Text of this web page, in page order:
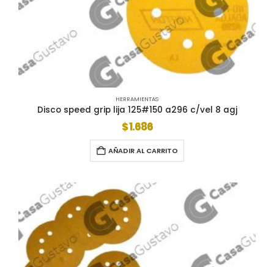
HERRAMIENTAS
Disco speed grip lija 125#150 a296 c/vel 8 agj
$1.686
AÑADIR AL CARRITO